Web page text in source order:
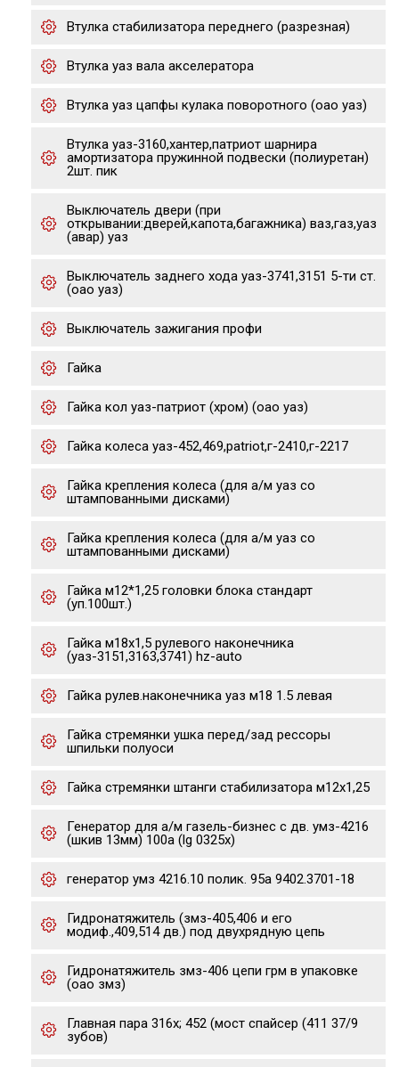
Втулка стабилизатора переднего (разрезная)
Втулка уаз вала акселератора
Втулка уаз цапфы кулака поворотного (оао уаз)
Втулка уаз-3160,хантер,патриот шарнира
амортизатора пружинной подвески (полиуретан)
2шт. пик
Выключатель двери (при
открывании:дверей,капота,багажника) ваз,газ,уаз
(авар) уаз
Выключатель заднего хода уаз-3741,3151 5-ти ст.
(оао уаз)
Выключатель зажигания профи
Гайка
Гайка кол уаз-патриот (хром) (оао уаз)
Гайка колеса уаз-452,469,patriot,г-2410,г-2217
Гайка крепления колеса (для а/м уаз со
штампованными дисками)
Гайка крепления колеса (для а/м уаз со
штампованными дисками)
Гайка м12*1,25 головки блока стандарт
(уп.100шт.)
Гайка м18х1,5 рулевого наконечника
(уаз-3151,3163,3741) hz-auto
Гайка рулев.наконечника уаз м18 1.5 левая
Гайка стремянки ушка перед/зад рессоры
шпильки полуоси
Гайка стремянки штанги стабилизатора м12х1,25
Генератор для а/м газель-бизнес с дв. умз-4216
(шкив 13мм) 100a (lg 0325x)
генератор умз 4216.10 полик. 95а 9402.3701-18
Гидронатяжитель (змз-405,406 и его
модиф.,409,514 дв.) под двухрядную цепь
Гидронатяжитель змз-406 цепи грм в упаковке
(оао змз)
Главная пара 316х; 452 (мост спайсер (411 37/9
зубов)